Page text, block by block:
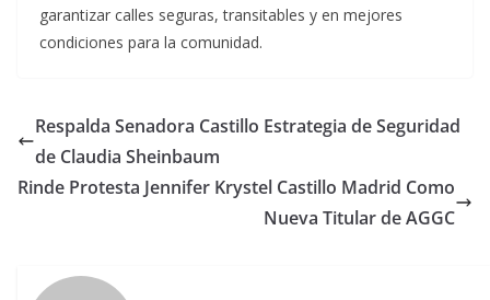
garantizar calles seguras, transitables y en mejores
condiciones para la comunidad.
Respalda Senadora Castillo Estrategia de Seguridad
de Claudia Sheinbaum
Rinde Protesta Jennifer Krystel Castillo Madrid Como
Nueva Titular de AGGC